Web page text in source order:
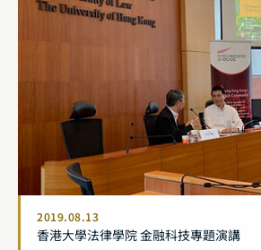
2019.08.13
香港大學法律學院 金融科技專題演講